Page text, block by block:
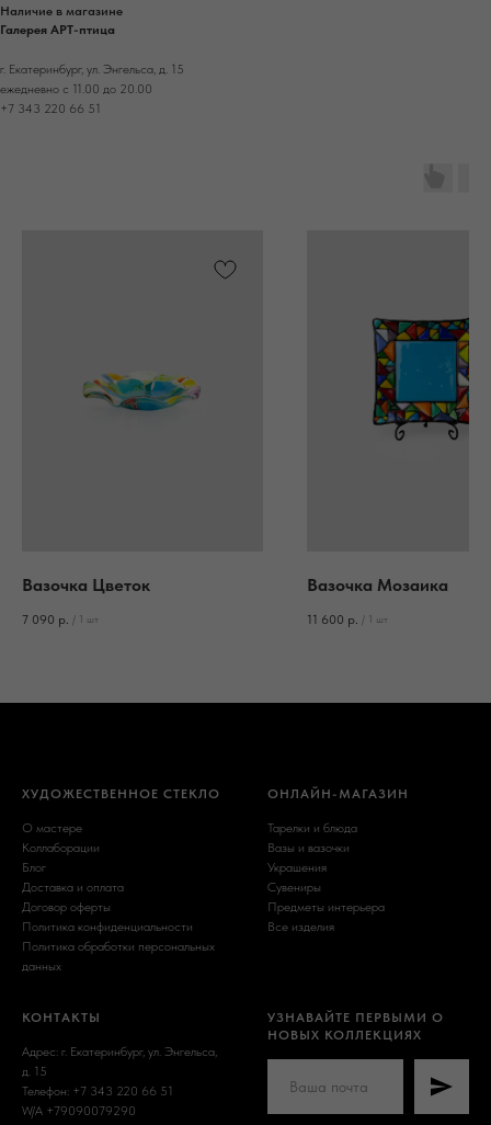
Наличие в магазине
Галерея АРТ-птица
г. Екатеринбург, ул. Энгельса, д. 15
ежедневно с 11.00 до 20.00
+7 343 220 66 51
Вазочка Цветок
7 090 р. / 1 шт
Вазочка Мозаика
11 600 р. / 1 шт
ХУДОЖЕСТВЕННОЕ СТЕКЛО
О мастере
Коллаборации
Блог
Доставка и оплата
Договор оферты
Политика конфиденциальности
Политика обработки персональных
данных
ОНЛАЙН-МАГАЗИН
Тарелки и блюда
Вазы и вазочки
Украшения
Сувениры
Предметы интерьера
Все изделия
КОНТАКТЫ
Адрес: г. Екатеринбург, ул. Энгельса,
д. 15
Телефон: +7 343 220 66 51
W/A +79090079290
УЗНАВАЙТЕ ПЕРВЫМИ О
НОВЫХ КОЛЛЕКЦИЯХ